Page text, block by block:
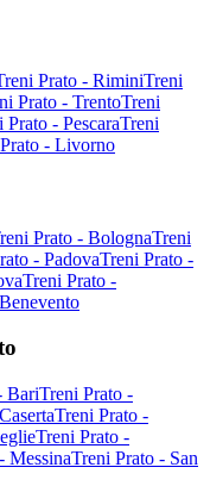
Prato - RiminiTreni
Prato - TrentoTreni
Prato - PescaraTreni
- Livorno
Prato - BolognaTreni
- PadovaTreni Prato -
Treni Prato -
BariTreni Prato -
Treni Prato -
Treni Prato -
MessinaTreni Prato - San